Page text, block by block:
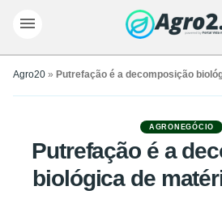
Agro20 » Putrefação é a decomposição
AGRONEGÓCIO
Putrefação é a
biológica de